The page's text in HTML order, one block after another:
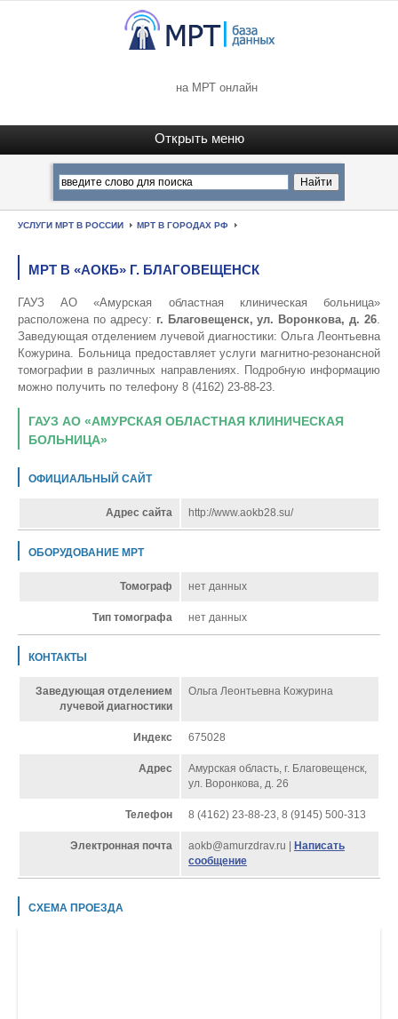
на МРТ онлайн
УСЛУГИ МРТ В РОССИИ МРТ В ГОРОДАХ РФ
МРТ В «АОКБ» Г. БЛАГОВЕЩЕНСК
ГАУЗ АО «Амурская областная клиническая больница»
расположена по адресу: г. Благовещенск, ул. Воронкова, д. 26
Заведующая отделением лучевой диагностики: Ольга Леонтьевна
Кожурина. Больница предоставляет услуги магнитно-резонансной
томографии в различных направлениях. Подробную информацию
можно получить по телефону 8 (4162) 23-88-23.
ГАУЗ АО «АМУРСКАЯ ОБЛАСТНАЯ КЛИНИЧЕСКАЯ
БОЛЬНИЦА»
ОФИЦИАЛЬНЫЙ САЙТ
Адрес сайта http://www.aokb28.su/
ОБОРУДОВАНИЕ МРТ
Томограф нет данных
Тип томографа нет данных
КОНТАКТЫ
Заведующая отделением
лучевой диагностики
Ольга Леонтьевна Кожурина
Индекс 675028
Адрес
Амурская область, г. Благовещенск,
ул. Воронкова, д. 26
Телефон 8 (4162) 23-88-23, 8 (9145) 500-313
Электронная почта aokb@amurzdrav.ru |
Написать
сообщение
СХЕМА ПРОЕЗДА